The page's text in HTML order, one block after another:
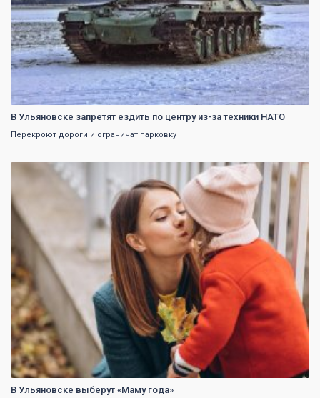
В Ульяновске запретят ездить по центру из-за техники НАТО
Перекроют дороги и ограничат парковку
В Ульяновске выберут «Маму года»